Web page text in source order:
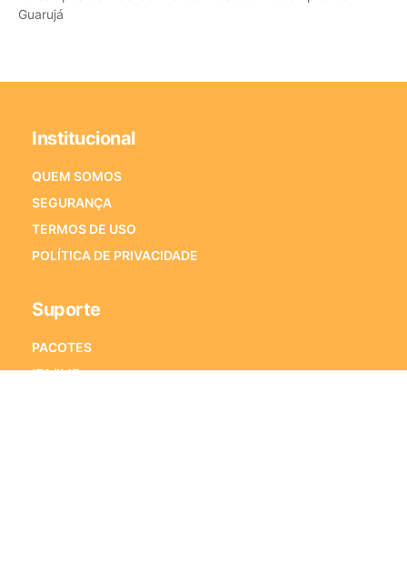
Guarujá
Institucional
QUEM SOMOS
SEGURANÇA
TERMOS DE USO
POLÍTICA DE PRIVACIDADE
Suporte
PACOTES
ITA/IME